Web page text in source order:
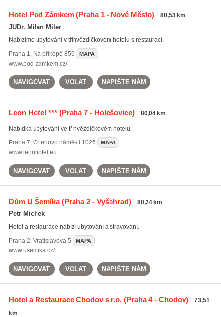
Hotel Pod Zámkem(Praha 1 - Nové Město) 80,53 km
JUDr. Milan Miler
Nabízíme ubytování v tříhvězdičkovém hotelu s restaurací.
Praha 1, Na příkopě 859 MAPA
www.pod-zamkem.cz/
NAVIGOVAT VOLAT NAPIŠTE NÁM
Leon Hotel ***(Praha 7 - Holešovice) 80,04 km
Nabídka ubytování ve tříhvězdičkovém hotelu.
Praha 7, Ortenovo náměstí 1026 MAPA
www.leonhotel.eu
NAVIGOVAT VOLAT NAPIŠTE NÁM
Dům U Šemíka(Praha 2 - Vyšehrad) 80,24 km
Petr Michek
Hotel a restaurace nabízí ubytování a stravování.
Praha 2, Vratislavova 5 MAPA
www.usemika.cz/
NAVIGOVAT VOLAT NAPIŠTE NÁM
Hotel a Restaurace Chodov s.r.o.(Praha 4 - Chodov)
73,51
km